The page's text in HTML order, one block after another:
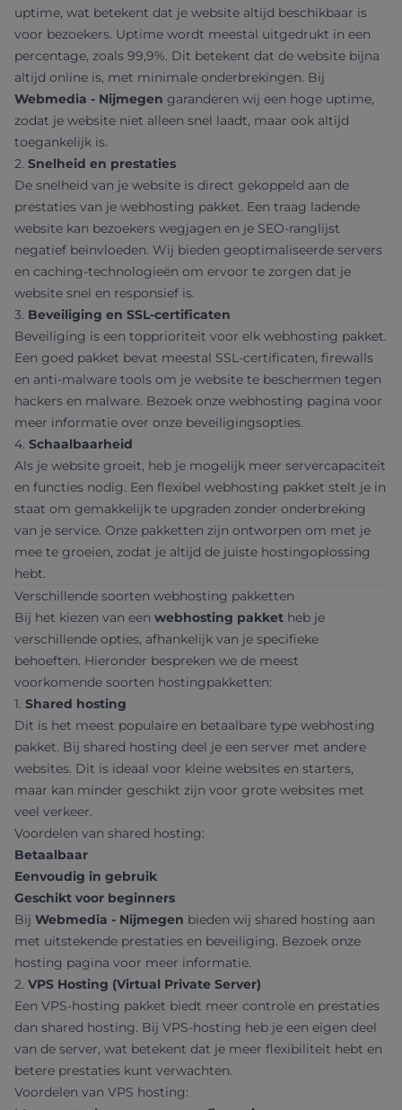
uptime, wat betekent dat je website altijd beschikbaar is
voor bezoekers. Uptime wordt meestal uitgedrukt in een
percentage, zoals 99,9%. Dit betekent dat de website bijna
altijd online is, met minimale onderbrekingen. Bij
Webmedia - Nijmegen garanderen wij een hoge uptime,
zodat je website niet alleen snel laadt, maar ook altijd
toegankelijk is.
2. Snelheid en prestaties
De snelheid van je website is direct gekoppeld aan de
prestaties van je webhosting pakket. Een traag ladende
website kan bezoekers wegjagen en je SEO-ranglijst
negatief beïnvloeden. Wij bieden geoptimaliseerde servers
en caching-technologieën om ervoor te zorgen dat je
website snel en responsief is.
3. Beveiliging en SSL-certificaten
Beveiliging is een topprioriteit voor elk webhosting pakket.
Een goed pakket bevat meestal SSL-certificaten, firewalls
en anti-malware tools om je website te beschermen tegen
hackers en malware. Bezoek onze webhosting pagina voor
meer informatie over onze beveiligingsopties.
4. Schaalbaarheid
Als je website groeit, heb je mogelijk meer servercapaciteit
en functies nodig. Een flexibel webhosting pakket stelt je in
staat om gemakkelijk te upgraden zonder onderbreking
van je service. Onze pakketten zijn ontworpen om met je
mee te groeien, zodat je altijd de juiste hostingoplossing
hebt.
Verschillende soorten webhosting pakketten
Bij het kiezen van een webhosting pakket heb je
verschillende opties, afhankelijk van je specifieke
behoeften. Hieronder bespreken we de meest
voorkomende soorten hostingpakketten:
1. Shared hosting
Dit is het meest populaire en betaalbare type webhosting
pakket. Bij shared hosting deel je een server met andere
websites. Dit is ideaal voor kleine websites en starters,
maar kan minder geschikt zijn voor grote websites met
veel verkeer.
Voordelen van shared hosting:
Betaalbaar
Eenvoudig in gebruik
Geschikt voor beginners
Bij Webmedia - Nijmegen bieden wij shared hosting aan
met uitstekende prestaties en beveiliging. Bezoek onze
hosting pagina voor meer informatie.
2. VPS Hosting (Virtual Private Server)
Een VPS-hosting pakket biedt meer controle en prestaties
dan shared hosting. Bij VPS-hosting heb je een eigen deel
van de server, wat betekent dat je meer flexibiliteit hebt en
betere prestaties kunt verwachten.
Voordelen van VPS hosting: